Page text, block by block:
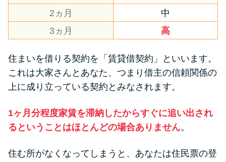
2ヵ月
中
3ヵ月
高
住まいを借りる契約を「賃貸借契約」といいます。
これは大家さんとあなた、つまり借主の信頼関係の
上に成り立っている契約とみなされます。
1ヶ月分程度家賃を滞納したからすぐに追い出され
るということはほとんどの場合ありません。
住む所がなくなってしまうと、あなたは住民票の登